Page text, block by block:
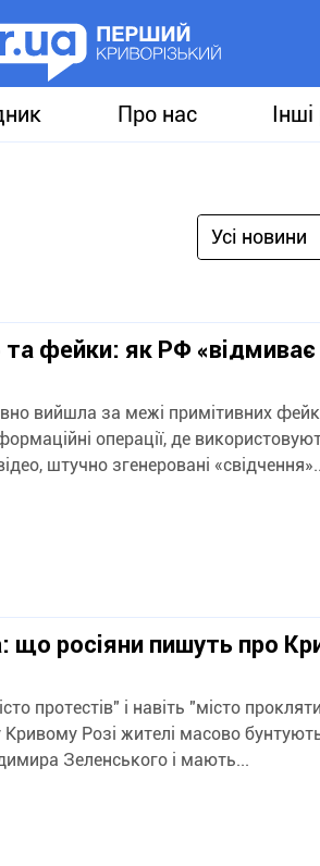
Про нас
Усі новини
фейки: як РФ «відмиває
вийшла за межі примітивних
операції, де
штучно згенеровані
що росіяни пишуть про
протестів" і навіть "місто
Кривому Розі жителі масово
Зеленського і мають...